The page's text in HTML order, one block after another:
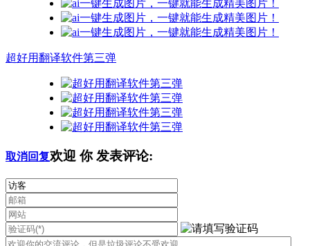
超好用翻译软件第三弹
取消回复欢迎 你发表评论: